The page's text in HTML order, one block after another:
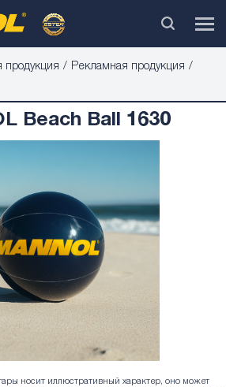
продукция
Рекламная продукция
Beach Ball 1630
носит иллюстративный характер, оно может